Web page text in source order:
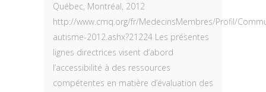
Québec, Montréal, 2012
http://www.cmq.org/fr/MedecinsMembres/Profil/
autisme-2012.ashx?21224 Les présentes
lignes directrices visent d’abord
l’accessibilité à des ressources
compétentes en matière d’évaluation des